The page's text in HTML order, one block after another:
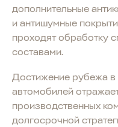
дополнительные
и антишумные
проходят обработку
составами.
Достижение рубежа
автомобилей
производственных
долгосрочной